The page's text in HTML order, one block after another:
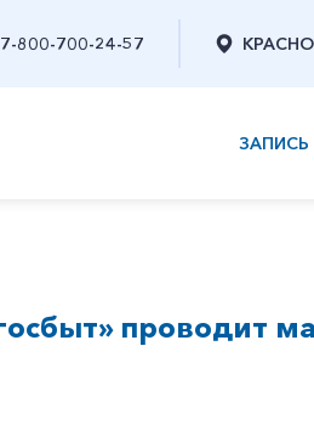
800-700-24-57
обратный звонокпроводит